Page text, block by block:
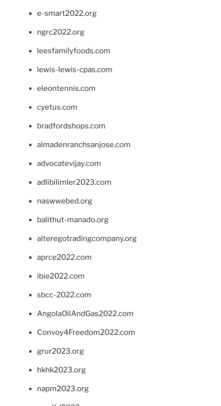
e-smart2022.org
ngrc2022.org
leesfamilyfoods.com
lewis-lewis-cpas.com
eleontennis.com
cyetus.com
bradfordshops.com
almadenranchsanjose.com
advocatevijay.com
adlibilimler2023.com
naswwebed.org
balithut-manado.org
alteregotradingcompany.org
aprce2022.com
ibie2022.com
sbcc-2022.com
AngolaOilAndGas2022.com
Convoy4Freedom2022.com
grur2023.org
hkhk2023.org
napm2023.org